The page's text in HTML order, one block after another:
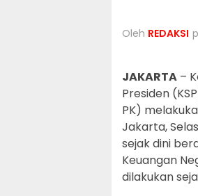
Oleh REDAKSI
JAKARTA –
Presiden
PK)
Jakarta,
sejak dini
Keuangan
dilakukan